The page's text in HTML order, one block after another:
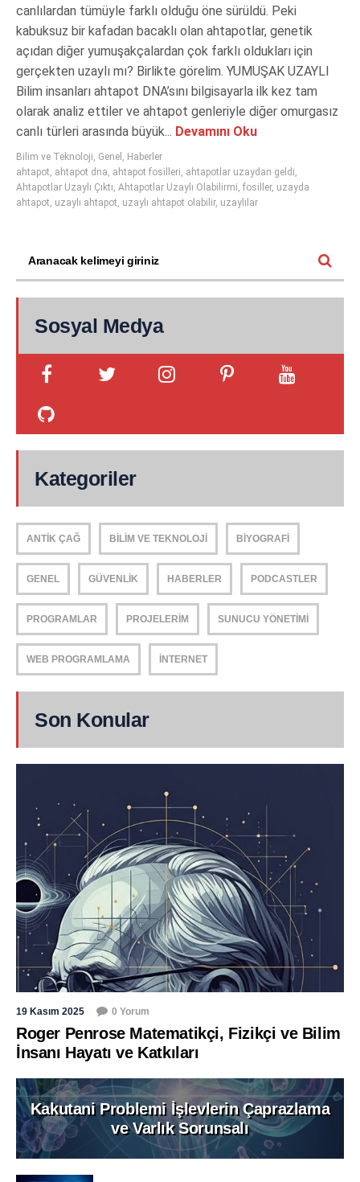
canlılardan tümüyle farklı olduğu öne sürüldü. Peki
kabuksuz bir kafadan bacaklı olan ahtapotlar, genetik
açıdan diğer yumuşakçalardan çok farklı oldukları için
gerçekten uzaylı mı? Birlikte görelim. YUMUŞAK UZAYLI
Bilim insanları ahtapot DNA’sını bilgisayarla ilk kez tam
olarak analiz ettiler ve ahtapot genleriyle diğer omurgasız
canlı türleri arasında büyük... Devamını Oku
Bilim ve Teknoloji, Genel , Haberler
ahtapot, ahtapot dna, ahtapot fosilleri, ahtapotlar uzaydan geldi,
Ahtapotlar Uzaylı Çıktı, Ahtapotlar Uzaylı Olabilirmi, fosiller, uzayda
ahtapot, uzaylı ahtapot, uzaylı ahtapot olabilir, uzaylılar
Sosyal Medya
Kategoriler
ANTIK ÇAĞ BILIM VE TEKNOLOJI BIYOGRAFI
GENEL GÜVENLIK HABERLER PODCASTLER
PROGRAMLAR PROJELERIM SUNUCU YÖNETIMI
WEB PROGRAMLAMA İNTERNET
Son Konular
19 Kasım 2025 0 Yorum
Roger Penrose Matematikçi, Fizikçi ve Bilim
İnsanı Hayatı ve Katkıları
Kakutani Problemi İşlevlerin Çaprazlama
ve Varlık Sorunsalı